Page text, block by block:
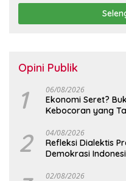
Opini Publik
1 06/08/2026
Ekonomi Seret?
Kebocoran yang
2 04/08/2026
Refleksi Dialektis
Demokrasi
02/08/2026